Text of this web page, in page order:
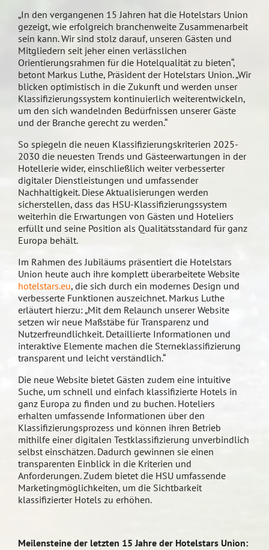
„In den vergangenen 15 Jahren hat die Hotelstars Union
gezeigt, wie erfolgreich branchenweite Zusammenarbeit
sein kann. Wir sind stolz darauf, unseren Gästen und
Mitgliedern seit jeher einen verlässlichen
Orientierungsrahmen für die Hotelqualität zu bieten“,
betont Markus Luthe, Präsident der Hotelstars Union. „Wir
blicken optimistisch in die Zukunft und werden unser
Klassifizierungssystem kontinuierlich weiterentwickeln,
um den sich wandelnden Bedürfnissen unserer Gäste
und der Branche gerecht zu werden.“
So spiegeln die neuen Klassifizierungskriterien 2025-
2030 die neuesten Trends und Gästeerwartungen in der
Hotellerie wider, einschließlich weiter verbesserter
digitaler Dienstleistungen und umfassender
Nachhaltigkeit. Diese Aktualisierungen werden
sicherstellen, dass das HSU-Klassifizierungssystem
weiterhin die Erwartungen von Gästen und Hoteliers
erfüllt und seine Position als Qualitätsstandard für ganz
Europa behält.
Im Rahmen des Jubiläums präsentiert die Hotelstars
Union heute auch ihre komplett überarbeitete Website
hotelstars.eu, die sich durch ein modernes Design und
verbesserte Funktionen auszeichnet. Markus Luthe
erläutert hierzu: „Mit dem Relaunch unserer Website
setzen wir neue Maßstäbe für Transparenz und
Nutzerfreundlichkeit. Detaillierte Informationen und
interaktive Elemente machen die Sterneklassifizierung
transparent und leicht verständlich.“
Die neue Website bietet Gästen zudem eine intuitive
Suche, um schnell und einfach klassifizierte Hotels in
ganz Europa zu finden und zu buchen. Hoteliers
erhalten umfassende Informationen über den
Klassifizierungsprozess und können ihren Betrieb
mithilfe einer digitalen Testklassifizierung unverbindlich
selbst einschätzen. Dadurch gewinnen sie einen
transparenten Einblick in die Kriterien und
Anforderungen. Zudem bietet die HSU umfassende
Marketingmöglichkeiten, um die Sichtbarkeit
klassifizierter Hotels zu erhöhen.
Meilensteine der letzten 15 Jahre der Hotelstars Union: